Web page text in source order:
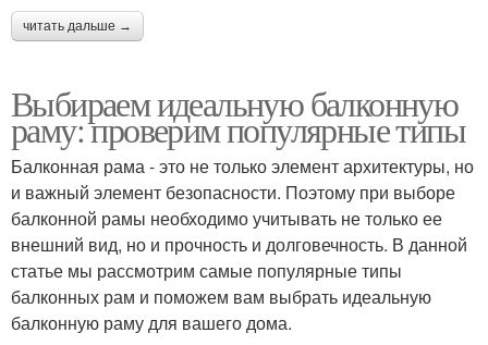
читать дальше →
Выбираем идеальную балконную
раму: проверим популярные типы
Балконная рама - это не только элемент архитектуры, но
и важный элемент безопасности. Поэтому при выборе
балконной рамы необходимо учитывать не только ее
внешний вид, но и прочность и долговечность. В данной
статье мы рассмотрим самые популярные типы
балконных рам и поможем вам выбрать идеальную
балконную раму для вашего дома.